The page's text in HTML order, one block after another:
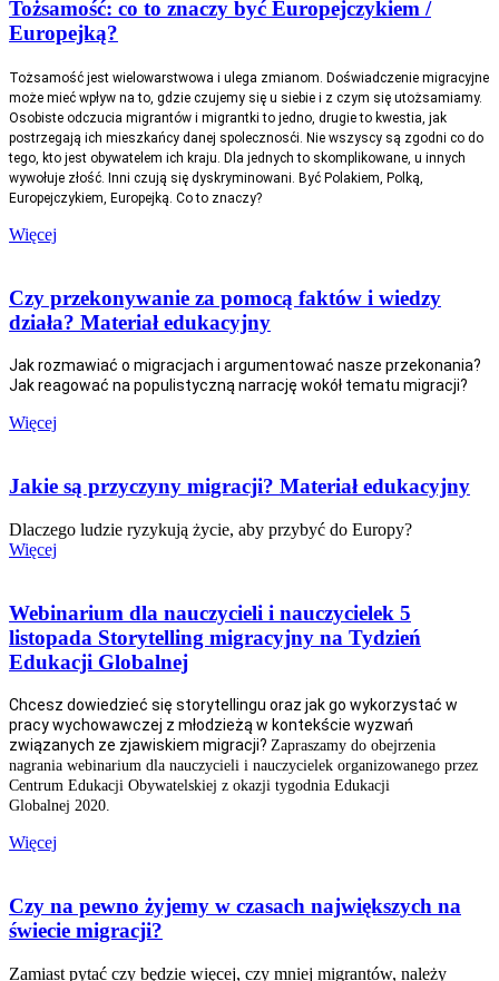
Tożsamość: co to znaczy być Europejczykiem /
Europejką?
Tożsamość jest wielowarstwowa i ulega zmianom. Doświadczenie migracyjne
może mieć wpływ na to, gdzie czujemy się u siebie i z czym się utożsamiamy.
Osobiste odczucia migrantów i migrantki to jedno, drugie to kwestia, jak
postrzegają ich mieszkańcy danej spolecznosći. Nie wszyscy są zgodni co do
tego, kto jest obywatelem ich kraju. Dla jednych to skomplikowane, u innych
wywołuje złość. Inni czują się dyskryminowani. Być Polakiem, Polką,
Europejczykiem, Europejką. Co to znaczy?
Więcej
Czy przekonywanie za pomocą faktów i wiedzy
działa? Materiał edukacyjny
Jak rozmawiać o migracjach i argumentować nasze przekonania?
Jak reagować na populistyczną narrację wokół tematu migracji?
Więcej
Jakie są przyczyny migracji? Materiał edukacyjny
Dlaczego ludzie ryzykują życie, aby przybyć do Europy?
Więcej
Webinarium dla nauczycieli i nauczycielek 5
listopada Storytelling migracyjny na Tydzień
Edukacji Globalnej
Chcesz dowiedzieć się storytellingu oraz jak go wykorzystać w
pracy wychowawczej z młodzieżą w kontekście wyzwań
związanych ze zjawiskiem migracji? Zapraszamy do obejrzenia
nagrania webinarium dla nauczycieli i nauczycielek organizowanego przez
Centrum Edukacji Obywatelskiej z okazji tygodnia Edukacji
Globalnej 2020.
Więcej
Czy na pewno żyjemy w czasach największych na
świecie migracji?
Zamiast pytać czy będzie więcej, czy mniej migrantów, należy